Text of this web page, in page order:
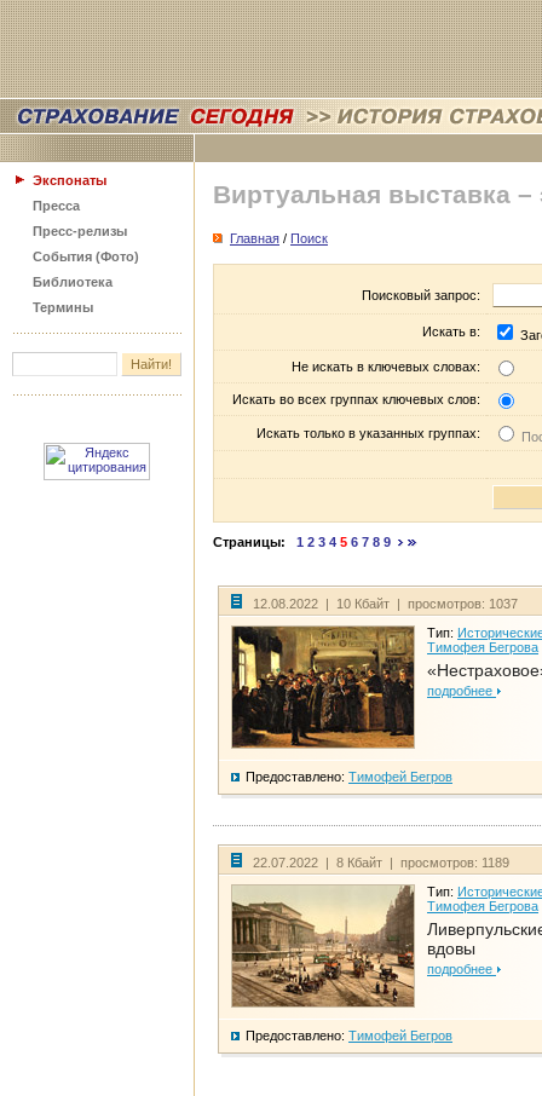
Экспонаты
Пресса
Пресс-релизы
События (Фото)
Библиотека
Термины
Виртуальная выставка –
Главная / Поиск
Поисковый запрос:
Искать в:
Не искать в ключевых словах:
Искать во всех группах ключевых слов:
Искать только в указанных группах:
Страницы: 1 2 3 4 5 6 7 8 9
12.08.2022 | 10 Кбайт | просмотров: 1037
Тип:
Тимофея Бегрова
подробнее
Предоставлено: Тимофей Бегров
22.07.2022 | 8 Кбайт | просмотров: 1189
Тип:
Тимофея Бегрова
вдовы
подробнее
Предоставлено: Тимофей Бегров